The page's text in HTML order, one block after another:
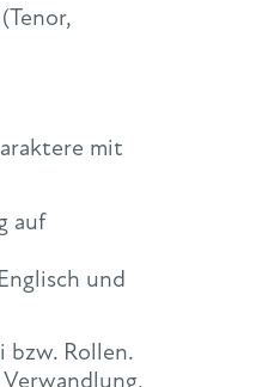
mit
auf
und
bzw. Rollen.